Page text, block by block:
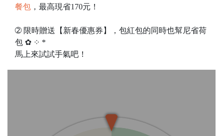
餐包 ，最高現省170元！
➁ 限時贈送【新春優惠券】，包紅包的同時也幫尼省荷
包 ✿ ⁘ *
馬上來試試手氣吧！